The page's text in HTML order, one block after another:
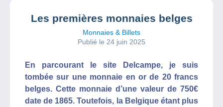
Les premières monnaies belges
Monnaies & Billets
Publié le 24 juin 2025
En parcourant le site Delcampe, je suis
tombée sur une monnaie en or de 20 francs
belges. Cette monnaie d’une valeur de 750€
date de 1865. Toutefois, la Belgique étant plus